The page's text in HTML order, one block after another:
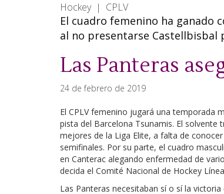
Hockey | CPLV
El cuadro femenino ha ganado
al no presentarse Castellbisbal
Las Panteras
24 de febrero de 2019
El CPLV femenino jugará una temporada
pista del Barcelona Tsunamis. El
mejores de la Liga Elite, a falta de
semifinales. Por su parte, el cuadro
en Canterac alegando enfermedad de
decida el Comité Nacional de Hockey
Las Panteras necesitaban sí o sí la